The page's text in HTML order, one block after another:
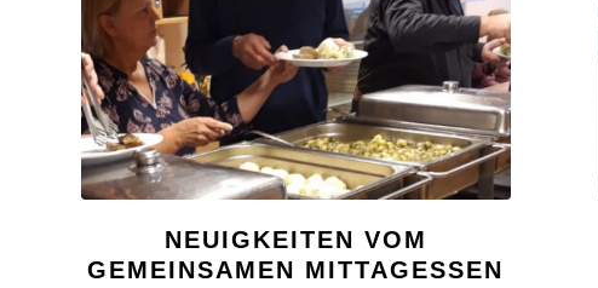
NEUIGKEITEN VOM
GEMEINSAMEN MITTAGESSEN